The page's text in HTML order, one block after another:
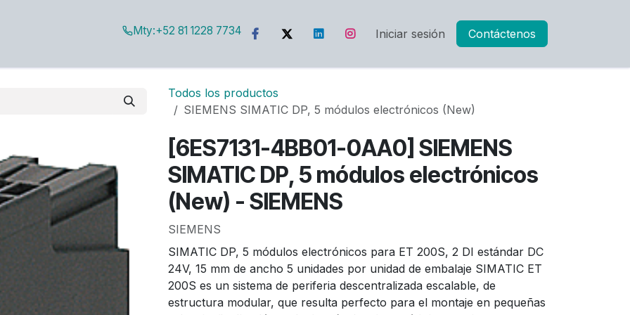
Mty:+52 81 1228 7734 Iniciar sesión Contáctenos
Todos los productos
SIEMENS SIMATIC DP, 5 módulos electrónicos (New)
[6ES7131-4BB01-0AA0] SIEMENS
SIMATIC DP, 5 módulos electrónicos
(New) - SIEMENS
SIEMENS
SIMATIC DP, 5 módulos electrónicos para ET 200S, 2 DI estándar DC
24V, 15 mm de ancho 5 unidades por unidad de embalaje SIMATIC ET
200S es un sistema de periferia descentralizada escalable, de
estructura modular, que resulta perfecto para el montaje en pequeñas